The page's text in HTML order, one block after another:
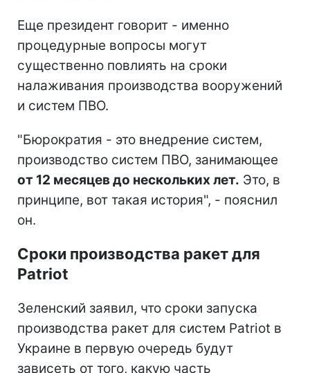
Еще президент говорит - именно
процедурные вопросы могут
существенно повлиять на сроки
налаживания производства вооружений
и систем ПВО.
"Бюрократия - это внедрение систем,
производство систем ПВО, занимающее
от 12 месяцев до нескольких лет. Это, в
принципе, вот такая история", - пояснил
он.
Сроки производства ракет для
Patriot
Зеленский заявил, что сроки запуска
производства ракет для систем Patriot в
Украине в первую очередь будут
зависеть от того, какую часть